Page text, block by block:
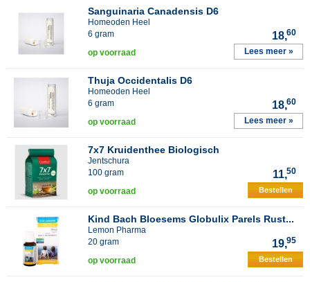
Sanguinaria Canadensis D6
Homeoden Heel
6 gram
18,60
op voorraad Lees meer »
Thuja Occidentalis D6
Homeoden Heel
6 gram
18,60
op voorraad Lees meer »
7x7 Kruidenthee Biologisch
Jentschura
100 gram
11,50
op voorraad Bestellen
Kind Bach Bloesems Globulix Parels Rust...
Lemon Pharma
20 gram
19,95
op voorraad Bestellen